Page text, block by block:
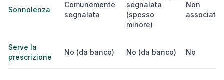
Sonnolenza
Comunemente
segnalata
segnalata
(spesso
minore)
Non
associata
Serve la
prescrizione
No (da banco) No (da banco) No